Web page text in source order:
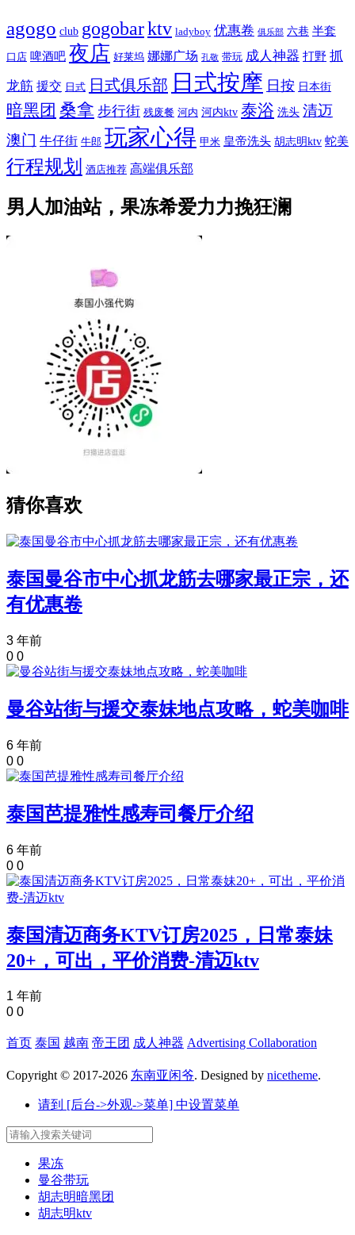
agogo club gogobarktv ladyboy 优惠卷 俱乐部 六巷 半套
口店 啤酒吧 夜店 好莱坞 娜娜广场 孔敬 带玩 成人神器 打野 抓
龙筋 援交 日式 日式俱乐部 日式按摩 日按 日本街
暗黑团 桑拿 步行街 残废餐 河内 河内ktv 泰浴 洗头 清迈
澳门 牛仔街 牛郎 玩家心得 甲米 皇帝洗头 胡志明ktv 蛇美
行程规划 酒店推荐 高端俱乐部
男人加油站，果冻希爱力力挽狂澜
猜你喜欢
泰国曼谷市中心抓龙筋去哪家最正宗，还
有优惠卷
3 年前
0 0
曼谷站街与援交泰妹地点攻略，蛇美咖啡
6 年前
0 0
泰国芭提雅性感寿司餐厅介绍
6 年前
0 0
泰国清迈商务KTV订房2025，日常泰妹
20+，可出，平价消费-清迈ktv
1 年前
0 0
首页 泰国 越南 帝王团 成人神器 Advertising Collaboration
Copyright © 2017-2026 东南亚闲爷. Designed by nicetheme.
请到 [后台->外观->菜单] 中设置菜单
果冻
曼谷带玩
胡志明暗黑团
胡志明ktv